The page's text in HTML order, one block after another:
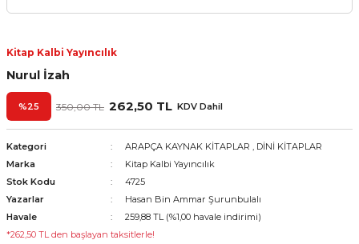
Kitap Kalbi Yayıncılık
Nurul İzah
%25 350,00 TL 262,50 TL KDV Dahil
Kategori ARAPÇA KAYNAK KİTAPLAR , DİNİ KİTAPLAR
Marka
Kitap Kalbi Yayıncılık
Stok Kodu
4725
Yazarlar
Hasan Bin Ammar Şurunbulalı
Havale
259,88 TL (%1,00 havale indirimi)
*262,50 TL den başlayan taksitlerle!